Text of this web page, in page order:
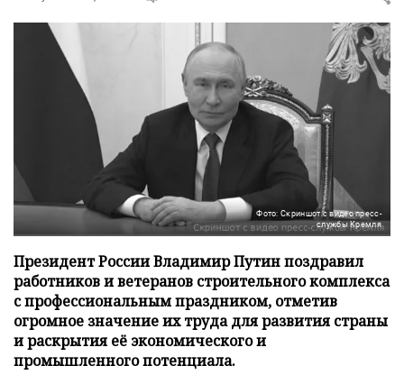
Фото: Скриншот с видео пресс-
службы Кремля
Президент России Владимир Путин поздравил
работников и ветеранов строительного комплекса
с профессиональным праздником, отметив
огромное значение их труда для развития страны
и раскрытия её экономического и
промышленного потенциала.